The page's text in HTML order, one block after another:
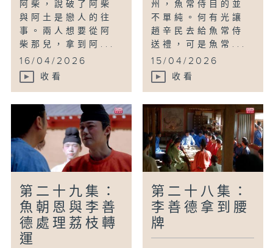
阿柴，說破了阿柴
與阿土是戀人的往
事。兩人想要從阿
柴那兒，拿到阿...
16/04/2026
收看
州，魚常侍目的並
不單純。何有光讓
趙辛民去給魚常侍
送禮，可是魚常...
15/04/2026
收看
第二十九集：
魚朝恩與李善
德處理荔枝轉
運
第二十八集：
李善德拿到腰
牌